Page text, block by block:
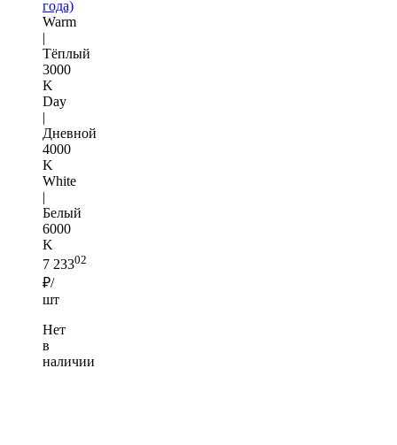
года)
Warm
|
Тёплый
3000
K
Day
|
Дневной
4000
K
White
|
Белый
6000
K
7 23302
₽/
шт
Нет
в
наличии